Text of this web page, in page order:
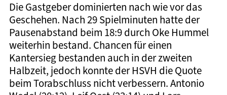
Die Gastgeber dominierten nach wie vor das
Geschehen. Nach 29 Spielminuten hatte der
Pausenabstand beim 18:9 durch Oke Hummel
weiterhin bestand. Chancen für einen
Kantersieg bestanden auch in der zweiten
Halbzeit, jedoch konnte der HSVH die Quote
beim Torabschluss nicht verbessern. Antonio